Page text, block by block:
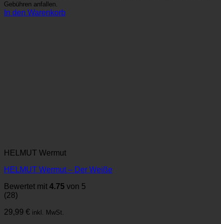
Gebühren anfallen.
In den Warenkorb
HELMUT Wermut
HELMUT Wermut – Der Weiße
Bewertet mit 4.75 von 5
(28)
29,99 € inkl. MwSt.